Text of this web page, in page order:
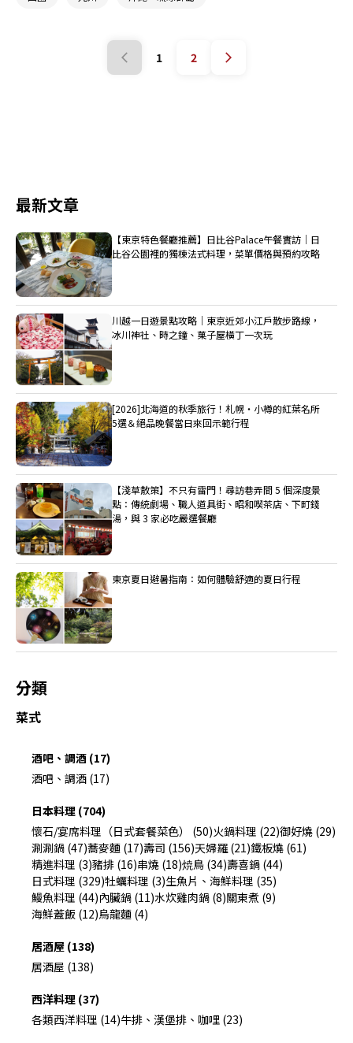
1 2
最新文章
【東京特色餐廳推薦】日比谷Palace午餐實訪｜日
比谷公園裡的獨棟法式料理，菜單價格與預約攻略
川越一日遊景點攻略｜東京近郊小江戶散步路線，
冰川神社、時之鐘、菓子屋橫丁一次玩
[2026]北海道的秋季旅行！札幌・小樽的紅葉名所
5選＆絕品晚餐當日來回示範行程
【淺草散策】不只有雷門！尋訪巷弄間 5 個深度景
點：傳統劇場、職人道具街、昭和喫茶店、下町錢
湯，與 3 家必吃嚴選餐廳
東京夏日避暑指南：如何體驗舒適的夏日行程
分類
菜式
酒吧、調酒 (17)
酒吧、調酒 (17)
日本料理 (704)
懷石/宴席料理（日式套餐菜色） (50)火鍋料理 (22)御好燒 (29)
涮涮鍋 (47)蕎麥麵 (17)壽司 (156)天婦羅 (21)鐵板燒 (61)
精進料理 (3)豬排 (16)串燒 (18)焼鳥 (34)壽喜鍋 (44)
日式料理 (329)牡蠣料理 (3)生魚片、海鮮料理 (35)
鰻魚料理 (44)內臟鍋 (11)水炊雞肉鍋 (8)關東煮 (9)
海鮮蓋飯 (12)烏龍麵 (4)
居酒屋 (138)
居酒屋 (138)
西洋料理 (37)
各類西洋料理 (14)牛排、漢堡排、咖哩 (23)